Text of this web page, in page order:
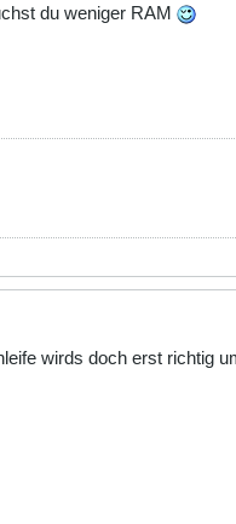
du weniger RAM
wirds doch erst richtig